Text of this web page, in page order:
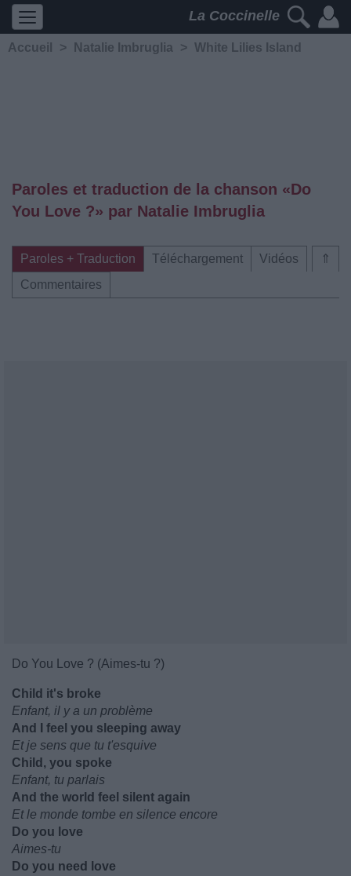
La Coccinelle
Accueil > Natalie Imbruglia > White Lilies Island
Paroles et traduction de la chanson «Do
You Love ?» par Natalie Imbruglia
⇑
Paroles + Traduction Téléchargement
Vidéos
Commentaires
Do You Love ? (Aimes-tu ?)
Child it's broke
Enfant, il y a un problème
And I feel you sleeping away
Et je sens que tu t'esquive
Child, you spoke
Enfant, tu parlais
And the world feel silent again
Et le monde tombe en silence encore
Do you love
Aimes-tu
Do you need love